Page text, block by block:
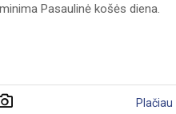
minima Pasaulinė košės diena.
Plačiau